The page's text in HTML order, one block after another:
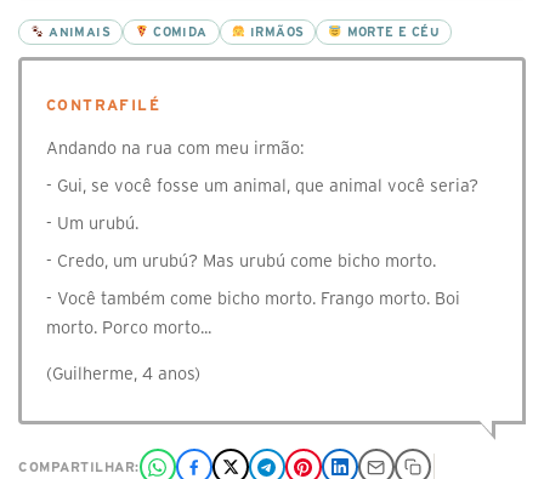
ANIMAIS COMIDA IRMÃOS MORTE E CÉU
CONTRAFILÉ
Andando na rua com meu irmão:
- Gui, se você fosse um animal, que animal você seria?
- Um urubú.
- Credo, um urubú? Mas urubú come bicho morto.
- Você também come bicho morto. Frango morto. Boi
morto. Porco morto...
(Guilherme, 4 anos)
COMPARTILHAR: